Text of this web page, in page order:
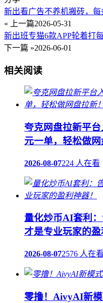
新出看广告不养机搬砖，
« 上一篇2026-05-31
新出班专猫6款APP轮着打
下一篇 »2026-06-01
相关阅读
夸克网盘拉新平
元一单，轻松做网
2026-08-07224 人在看
量化炒币AI套利
才是专业玩家的盈
2026-08-072576 人在看
零撸！AivyAI新